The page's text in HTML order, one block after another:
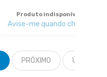
Produto indisponível
Avise-me quando chegar
PRÓXIMO ÚLTIMO